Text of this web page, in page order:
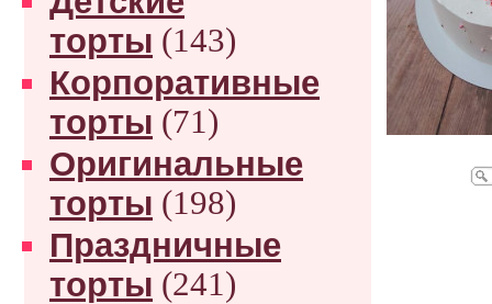
торты (143)
Корпоративные
торты (71)
Оригинальные
торты (198)
Праздничные
торты (241)